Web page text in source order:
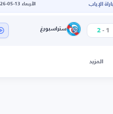
الأربعاء 13-05-2026
1
-
2 ستراسبورغ
المزيد